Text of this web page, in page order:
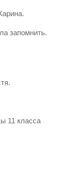
запомнить.
11 класса